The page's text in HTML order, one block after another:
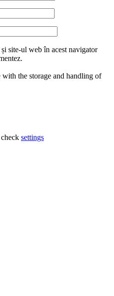
site-ul web în acest navigator
the storage and handling of
settings